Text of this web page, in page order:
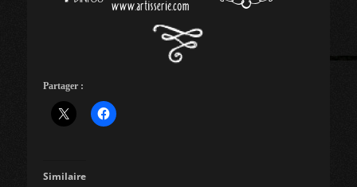
Partager :
Similaire